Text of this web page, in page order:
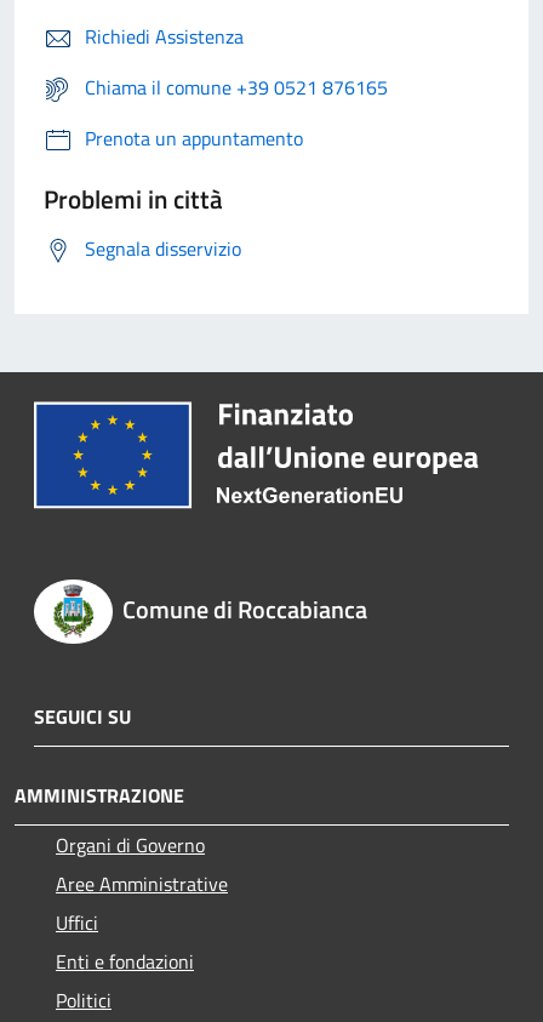
Richiedi Assistenza
Chiama il comune +39 0521 876165
Prenota un appuntamento
Problemi in città
Segnala disservizio
Comune di Roccabianca
SEGUICI SU
AMMINISTRAZIONE
Organi di Governo
Aree Amministrative
Uffici
Enti e fondazioni
Politici